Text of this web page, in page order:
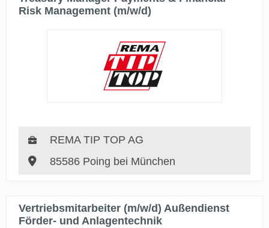
Risk Management (m/w/d)
REMA TIP TOP AG
85586 Poing bei München
Vertriebsmitarbeiter (m/w/d) Außendienst
Förder- und Anlagentechnik